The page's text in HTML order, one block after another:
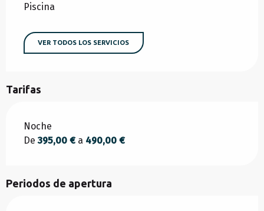
Piscina
VER TODOS LOS SERVICIOS
Tarifas
Tarifas 2026
Noche
De395,00 €a 490,00 €
Periodos de apertura